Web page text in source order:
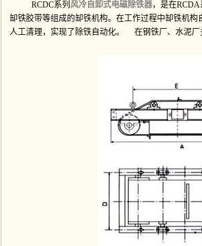
RCDC系列 风冷自卸式电磁除铁器，是在
缷铁胶带等组成的缷铁机构。在工作过程中缷铁机构
人工清理，实现了除铁自动化。 在钢铁厂、水泥厂